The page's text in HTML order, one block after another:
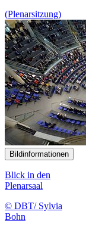
(Plenarsitzung)
Bildinformationen
Blick in den
Plenarsaal
© DBT/ Sylvia
Bohn